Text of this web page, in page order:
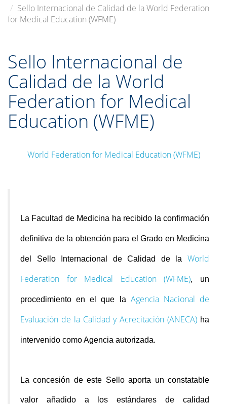
Sello Internacional de Calidad de la World Federation
for Medical Education (WFME)
Sello Internacional de
Calidad de la World
Federation for Medical
Education (WFME)
World Federation for Medical Education (WFME)
La Facultad de Medicina ha recibido la confirmación
definitiva de la obtención para el Grado en Medicina
del Sello Internacional de Calidad de la World
Federation for Medical Education (WFME), un
procedimiento en el que la Agencia Nacional de
Evaluación de la Calidad y Acrecitación (ANECA) ha
intervenido como Agencia autorizada.
La concesión de este Sello aporta un constatable
valor añadido a los estándares de calidad